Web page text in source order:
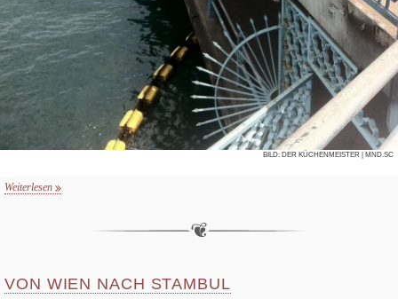
BILD: DER KÜCHENMEISTER | MND.SC
Weiterlesen
VON WIEN NACH STAMBUL